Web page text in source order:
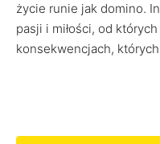
życie runie jak domino.
pasji i miłości, od
konsekwencjach,